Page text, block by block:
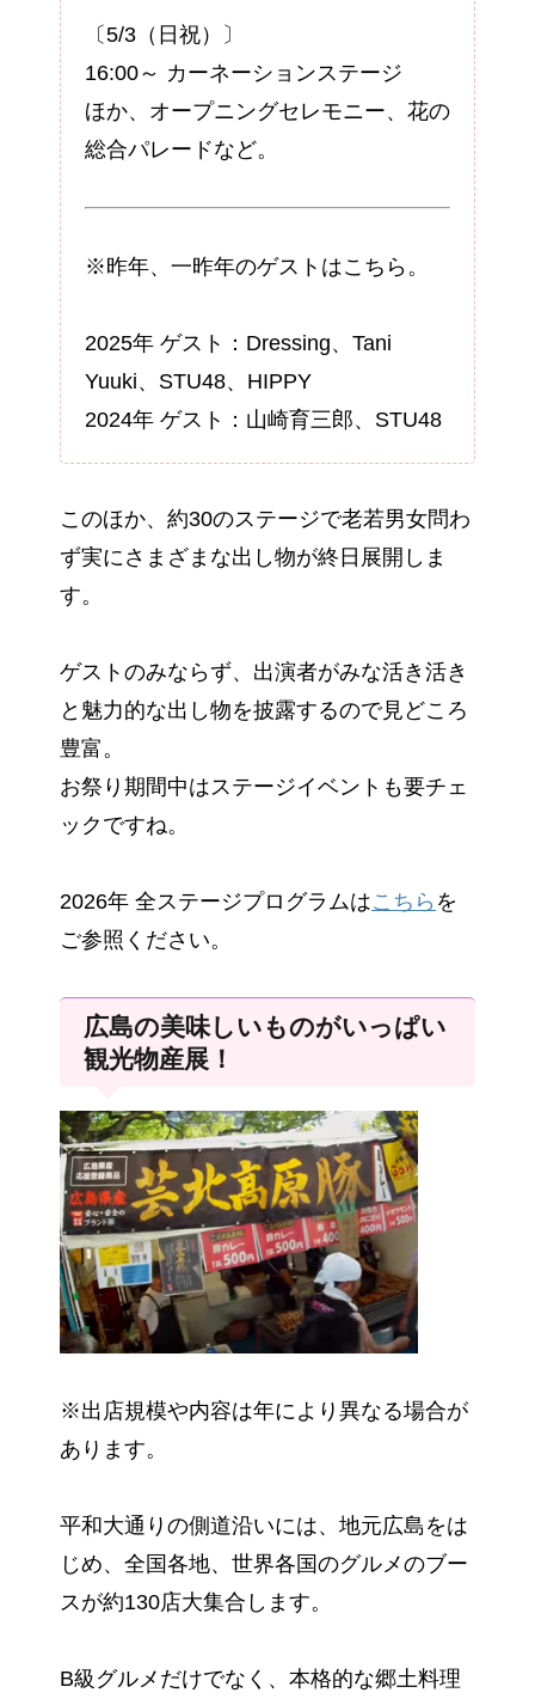
〔5/3（日祝）〕
16:00～ カーネーションステージ
ほか、オープニングセレモニー、花の
総合パレードなど。
※昨年、一昨年のゲストはこちら。
2025年 ゲスト：Dressing、Tani
Yuuki、STU48、HIPPY
2024年 ゲスト：山崎育三郎、STU48
このほか、約30のステージで老若男女問わ
ず実にさまざまな出し物が終日展開しま
す。
ゲストのみならず、出演者がみな活き活き
と魅力的な出し物を披露するので見どころ
豊富。
お祭り期間中はステージイベントも要チェ
ックですね。
2026年 全ステージプログラムはこちら を
ご参照ください。
広島の美味しいものがいっぱい
観光物産展！
※出店規模や内容は年により異なる場合が
あります。
平和大通りの側道沿いには、地元広島をは
じめ、全国各地、世界各国のグルメのブー
スが約130店大集合します。
B級グルメだけでなく、本格的な郷土料理